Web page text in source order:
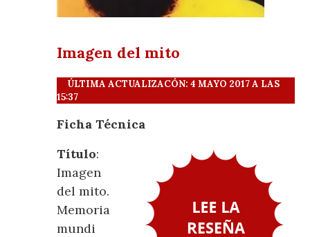
Imagen del mito
ÚLTIMA ACTUALIZACÓN: 4 MAYO 2017 A LAS
15:37
Ficha Técnica
Título:
Imagen
del mito.
Memoria
mundi